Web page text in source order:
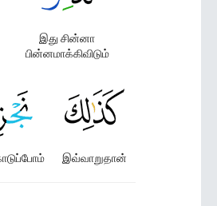
இது சின்னா
பின்னமாக்கிவிடும்
இவ்வாறுதான்